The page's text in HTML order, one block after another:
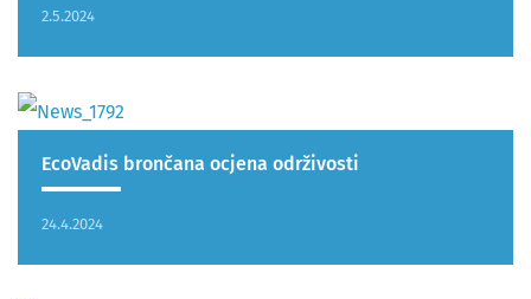
2.5.2024
EcoVadis brončana ocjena održivosti
24.4.2024